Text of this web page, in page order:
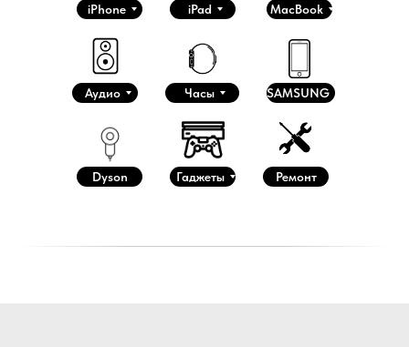
iPhone iPad MacBook
Аудио Часы
Dyson Гаджеты
SAMSUNG
Ремонт